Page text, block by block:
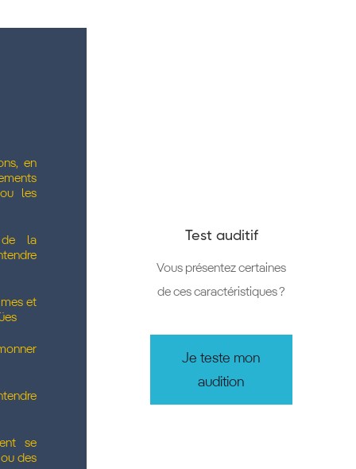
en
les
de la
et
se
des
Test auditif
Vous présentez certaines
de ces caractéristiques ?
Je teste mon
audition